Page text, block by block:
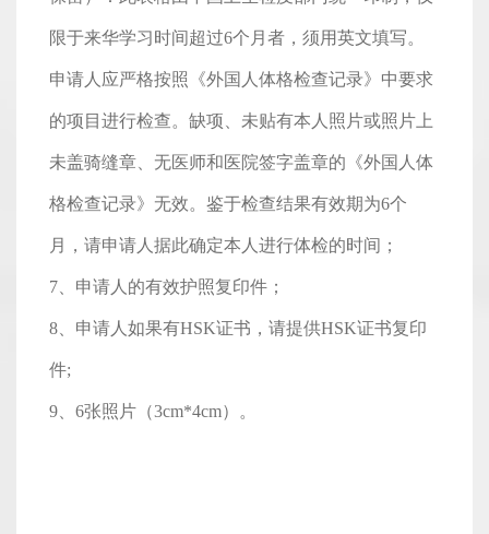
限于来华学习时间超过6个月者，须用英文填写。
申请人应严格按照《外国人体格检查记录》中要求
的项目进行检查。缺项、未贴有本人照片或照片上
未盖骑缝章、无医师和医院签字盖章的《外国人体
格检查记录》无效。鉴于检查结果有效期为6个
月，请申请人据此确定本人进行体检的时间；
7、申请人的有效护照复印件；
8、申请人如果有HSK证书，请提供HSK证书复印
件;
9、6张照片（3cm*4cm）。